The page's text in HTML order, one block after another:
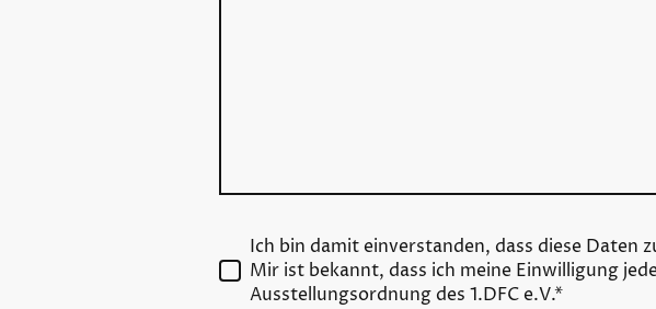
Ich bin damit einverstanden, dass diese
Mir ist bekannt, dass ich meine Einwilligung
Ausstellungsordnung des 1.DFC e.V.*